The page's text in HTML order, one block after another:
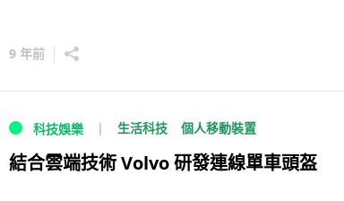
9 年前
科技娛樂 生活科技 個人移動裝置
結合雲端技術 Volvo 研發連線單車頭盔